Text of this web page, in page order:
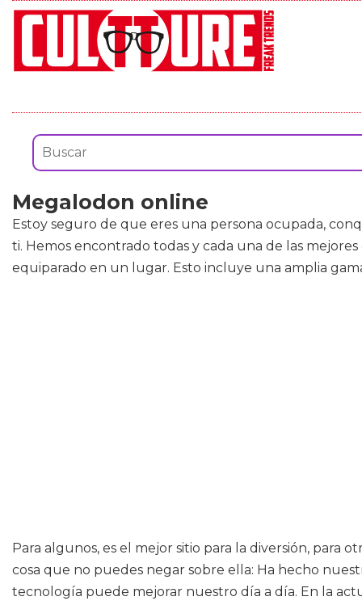
Megalodon online
Estoy seguro de que eres una persona ocupada,
ti. Hemos encontrado todas y cada una de las
equiparado en un lugar. Esto incluye una amplia
Para algunos, es el mejor sitio para la diversión, para
cosa que no puedes negar sobre ella: Ha hecho
tecnología puede mejorar nuestro día a día. En la